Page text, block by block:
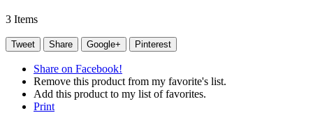
3 Items
Tweet Share Google+ Pinterest
Share on Facebook!
Remove this product from my favorite's list.
Add this product to my list of favorites.
Print